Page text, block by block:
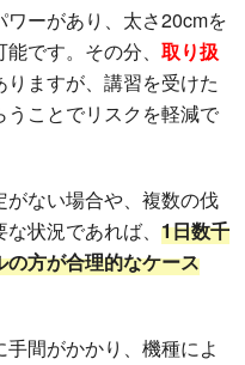
ーがあり、太さ20cmを
です。その分、 取り扱
りますが、講習を受けた
うことでリスクを軽減で
ない場合や、複数の伐
状況であれば、 1日数千
方が合理的なケース
間がかかり、機種によ